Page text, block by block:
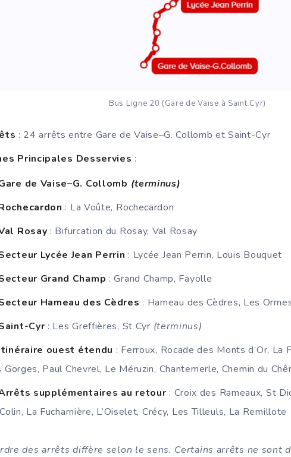
Bus Ligne 20 (Gare de Vaise à Saint Cyr)
: 24 arrêts entre Gare de Vaise–G. Collomb et Saint-Cyr
Principales Desservies :
de Vaise–G. Collomb (terminus)
: La Voûte, Rochecardon
Rosay : Bifurcation du Rosay, Val Rosay
Lycée Jean Perrin : Lycée Jean Perrin, Louis Bouquet
Grand Champ : Grand Champ, Fayolle
Hameau des Cèdres : Hameau des Cèdres, Les
Cyr : Les Greffières, St Cyr (terminus)
ouest étendu : Ferroux, Rocade des Monts d’Or,
Gorges, Paul Chevrel, Le Méruzin, Chantemerle, Chemin du
supplémentaires au retour : Croix des Rameaux, St
La Fucharnière, L’Oiselet, Crécy, Les Tilleuls, La Remillote
des arrêts diffère selon le sens. Certains arrêts ne sont